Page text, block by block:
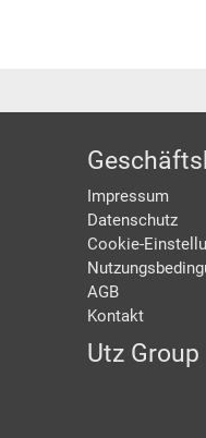
Impressum
Datenschutz
Cookie-
AGB
Kontakt
Utz Group